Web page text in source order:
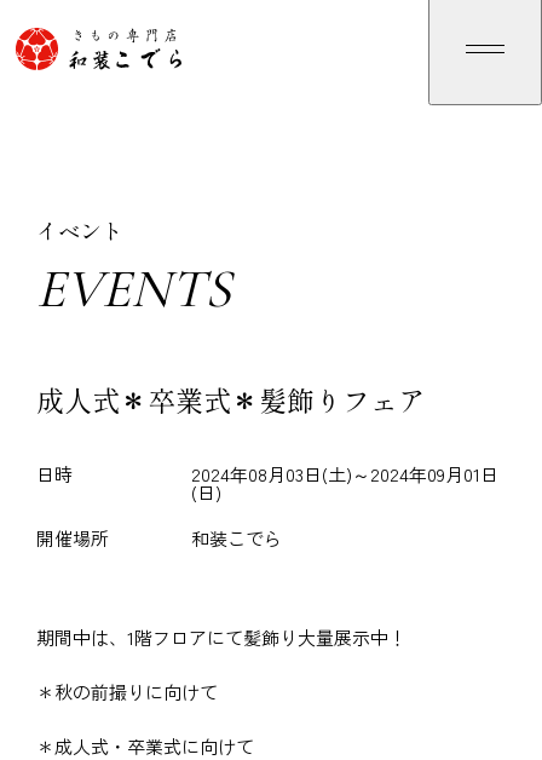
イベント
EVENTS
EVENTS
成人式＊卒業式＊髪飾りフェア
日時 2024年08月03日(土)～2024年09月01日
(日)
開催場所
和装こでら
期間中は、1階フロアにて髪飾り大量展示中！
＊秋の前撮りに向けて
＊成人式・卒業式に向けて